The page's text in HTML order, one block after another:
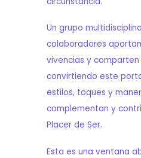
Un grupo
colaboradores
vivencias y
convirtiendo este
estilos, toques y
complementan y
Placer de Ser.
Esta es una ventana